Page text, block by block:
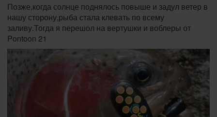
Позже,когда солнце поднялось повыше и задул ветер в
нашу сторону,рыба стала клевать по всему
заливу.Тогда я перешол на вертушки и воблеры от
Pontoon 21